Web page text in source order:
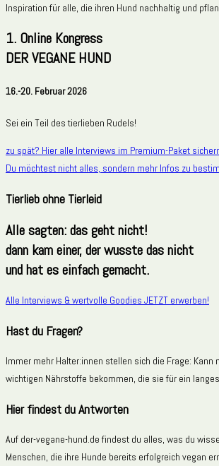
Inspiration für alle, die ihren Hund nachhaltig und
1. Online Kongress
DER VEGANE HUND
16.-20. Februar 2026
Sei ein Teil des tierlieben Rudels!
zu spät? Hier alle Interviews im Premium-Paket
Du möchtest nicht alles, sondern mehr Infos zu
Tierlieb ohne Tierleid
Alle sagten: das geht nicht!
dann kam einer, der wusste das nicht
und hat es einfach gemacht.
Alle Interviews & wertvolle Goodies JETZT erwerben!
Hast du Fragen?
Immer mehr Halter:innen stellen sich die Frage:
wichtigen Nährstoffe bekommen, die sie für ein
Hier findest du Antworten
Auf der-vegane-hund.de findest du alles, was du
Menschen, die ihre Hunde bereits erfolgreich vegan